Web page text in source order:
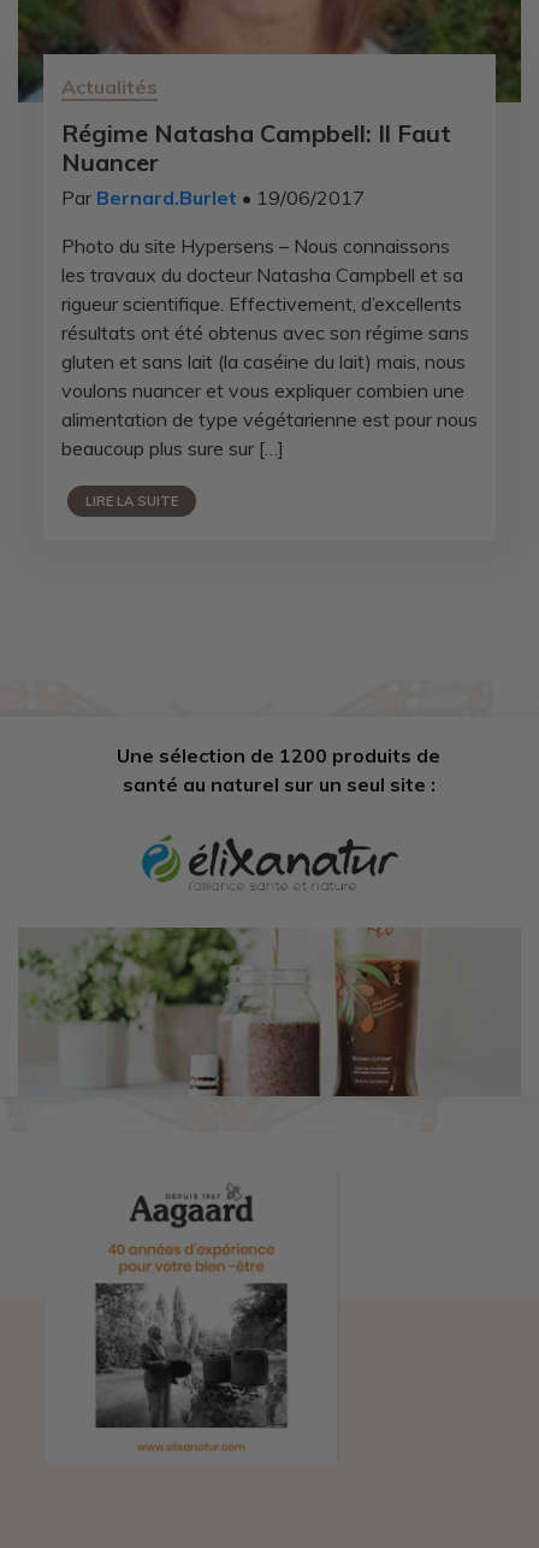
Actualités
Régime Natasha Campbell: Il Faut
Nuancer
Par Bernard.Burlet • 19/06/2017
Photo du site Hypersens – Nous connaissons
les travaux du docteur Natasha Campbell et sa
rigueur scientifique. Effectivement, d’excellents
résultats ont été obtenus avec son régime sans
gluten et sans lait (la caséine du lait) mais, nous
voulons nuancer et vous expliquer combien une
alimentation de type végétarienne est pour nous
beaucoup plus sure sur […]
LIRE LA SUITE
Une sélection de 1200 produits de
santé au naturel sur un seul site :